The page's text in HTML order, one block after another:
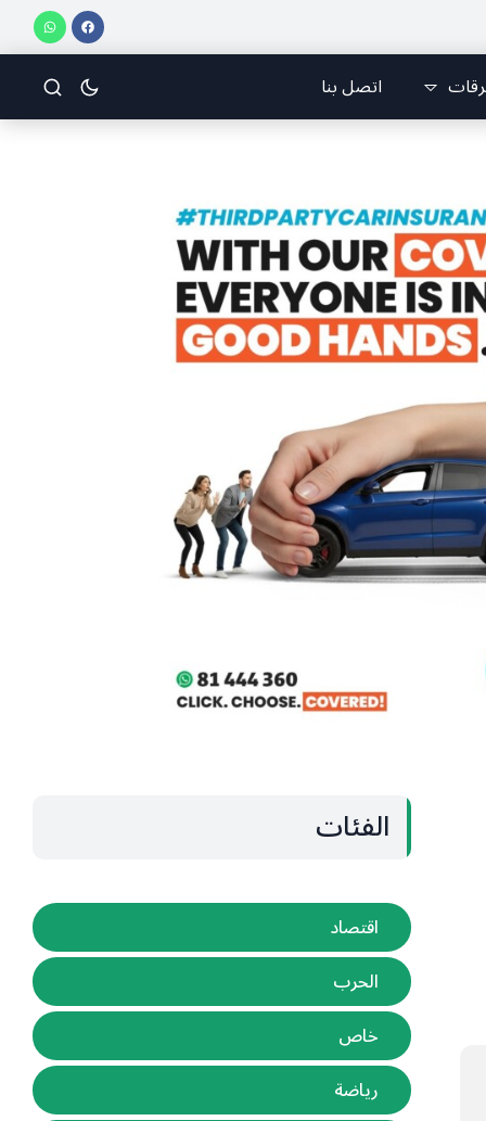
اتصل بنا
الفئات
اقتصاد
الحرب
خاص
رياضة